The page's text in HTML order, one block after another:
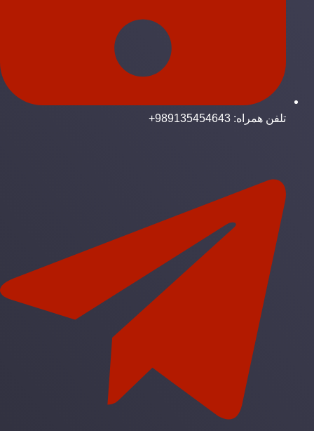
تلفن همراه: 989135454643+